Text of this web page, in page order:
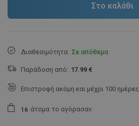
Στο καλάθι
Διαθεσιμότητα: Σε απόθεμα
Παράδοση από: 17.99 €
Επιστροφή ακόμη και μέχρι 100 ημέρες
1 6 άτομα το αγόρασαν.